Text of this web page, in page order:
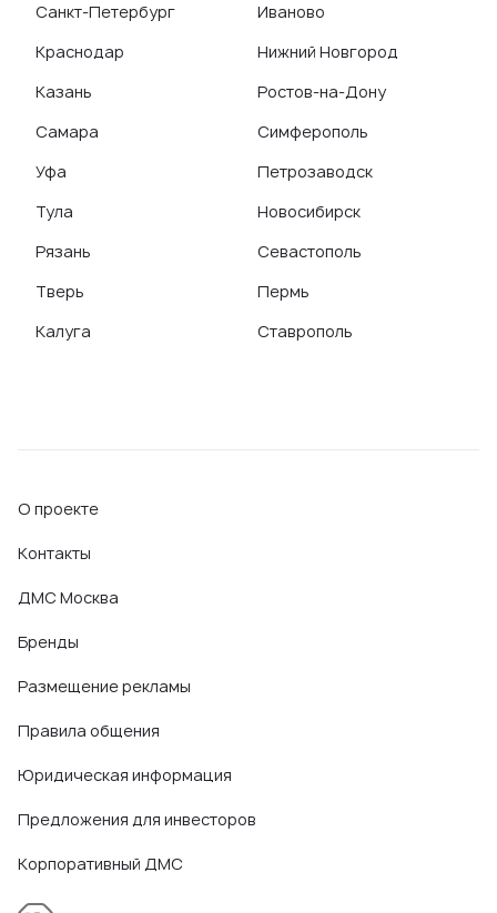
Санкт-Петербург
Краснодар
Казань
Самара
Уфа
Тула
Рязань
Тверь
Калуга
Иваново
Нижний Новгород
Ростов-на-Дону
Симферополь
Петрозаводск
Новосибирск
Севастополь
Пермь
Ставрополь
О проекте
Контакты
ДМС Москва
Бренды
Размещение рекламы
Правила общения
Юридическая информация
Предложения для инвесторов
Корпоративный ДМС